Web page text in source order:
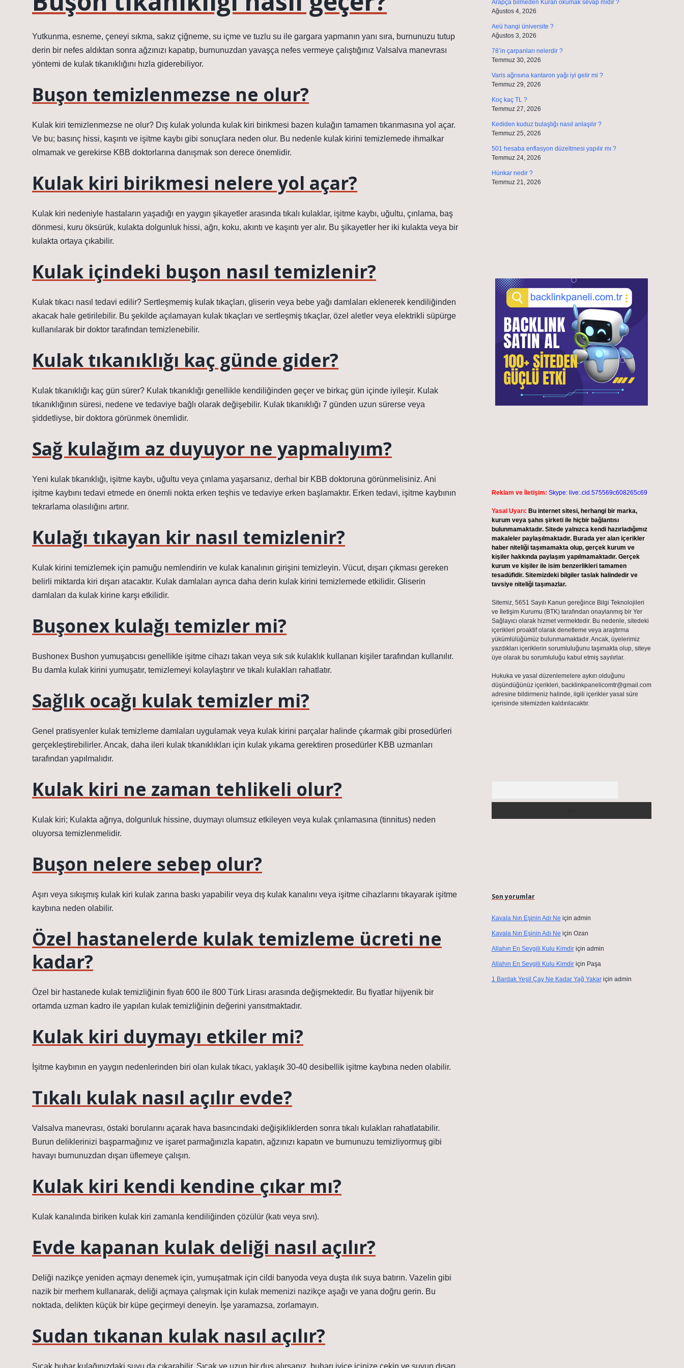
Yutkunma, esneme, çeneyi sıkma, sakız çiğneme, su içme ve tuzlu su ile gargara yapmanın yanı sıra, burnunuzu tutup
derin bir nefes aldıktan sonra ağzınızı kapatıp, burnunuzdan yavaşça nefes vermeye çalıştığınız Valsalva manevrası
yöntemi de kulak tıkanıklığını hızla giderebiliyor.
Buşon temizlenmezse ne olur?
Kulak kiri temizlenmezse ne olur? Dış kulak yolunda kulak kiri birikmesi bazen kulağın tamamen tıkanmasına yol açar.
Ve bu; basınç hissi, kaşıntı ve işitme kaybı gibi sonuçlara neden olur. Bu nedenle kulak kirini temizlemede ihmalkar
olmamak ve gerekirse KBB doktorlarına danışmak son derece önemlidir.
Kulak kiri birikmesi nelere yol açar?
Kulak kiri nedeniyle hastaların yaşadığı en yaygın şikayetler arasında tıkalı kulaklar, işitme kaybı, uğultu, çınlama, baş
dönmesi, kuru öksürük, kulakta dolgunluk hissi, ağrı, koku, akıntı ve kaşıntı yer alır. Bu şikayetler her iki kulakta veya bir
kulakta ortaya çıkabilir.
Kulak içindeki buşon nasıl temizlenir?
Kulak tıkacı nasıl tedavi edilir? Sertleşmemiş kulak tıkaçları, gliserin veya bebe yağı damlaları eklenerek kendiliğinden
akacak hale getirilebilir. Bu şekilde açılamayan kulak tıkaçları ve sertleşmiş tıkaçlar, özel aletler veya elektrikli süpürge
kullanılarak bir doktor tarafından temizlenebilir.
Kulak tıkanıklığı kaç günde gider?
Kulak tıkanıklığı kaç gün sürer? Kulak tıkanıklığı genellikle kendiliğinden geçer ve birkaç gün içinde iyileşir. Kulak
tıkanıklığının süresi, nedene ve tedaviye bağlı olarak değişebilir. Kulak tıkanıklığı 7 günden uzun sürerse veya
şiddetliyse, bir doktora görünmek önemlidir.
Sağ kulağım az duyuyor ne yapmalıyım?
Yeni kulak tıkanıklığı, işitme kaybı, uğultu veya çınlama yaşarsanız, derhal bir KBB doktoruna görünmelisiniz. Ani
işitme kaybını tedavi etmede en önemli nokta erken teşhis ve tedaviye erken başlamaktır. Erken tedavi, işitme kaybının
tekrarlama olasılığını artırır.
Kulağı tıkayan kir nasıl temizlenir?
Kulak kirini temizlemek için pamuğu nemlendirin ve kulak kanalının girişini temizleyin. Vücut, dışarı çıkması gereken
belirli miktarda kiri dışarı atacaktır. Kulak damlaları ayrıca daha derin kulak kirini temizlemede etkilidir. Gliserin
damlaları da kulak kirine karşı etkilidir.
Buşonex kulağı temizler mi?
Bushonex Bushon yumuşatıcısı genellikle işitme cihazı takan veya sık sık kulaklık kullanan kişiler tarafından kullanılır.
Bu damla kulak kirini yumuşatır, temizlemeyi kolaylaştırır ve tıkalı kulakları rahatlatır.
Sağlık ocağı kulak temizler mi?
Genel pratisyenler kulak temizleme damlaları uygulamak veya kulak kirini parçalar halinde çıkarmak gibi prosedürleri
gerçekleştirebilirler. Ancak, daha ileri kulak tıkanıklıkları için kulak yıkama gerektiren prosedürler KBB uzmanları
tarafından yapılmalıdır.
Kulak kiri ne zaman tehlikeli olur?
Kulak kiri; Kulakta ağrıya, dolgunluk hissine, duymayı olumsuz etkileyen veya kulak çınlamasına (tinnitus) neden
oluyorsa temizlenmelidir.
Buşon nelere sebep olur?
Aşırı veya sıkışmış kulak kiri kulak zarına baskı yapabilir veya dış kulak kanalını veya işitme cihazlarını tıkayarak işitme
kaybına neden olabilir.
Özel hastanelerde kulak temizleme ücreti ne
kadar?
Özel bir hastanede kulak temizliğinin fiyatı 600 ile 800 Türk Lirası arasında değişmektedir. Bu fiyatlar hijyenik bir
ortamda uzman kadro ile yapılan kulak temizliğinin değerini yansıtmaktadır.
Kulak kiri duymayı etkiler mi?
İşitme kaybının en yaygın nedenlerinden biri olan kulak tıkacı, yaklaşık 30-40 desibellik işitme kaybına neden olabilir.
Tıkalı kulak nasıl açılır evde?
Valsalva manevrası, östaki borularını açarak hava basıncındaki değişikliklerden sonra tıkalı kulakları rahatlatabilir.
Burun deliklerinizi başparmağınız ve işaret parmağınızla kapatın, ağzınızı kapatın ve burnunuzu temizliyormuş gibi
havayı burnunuzdan dışarı üflemeye çalışın.
Kulak kiri kendi kendine çıkar mı?
Kulak kanalında biriken kulak kiri zamanla kendiliğinden çözülür (katı veya sıvı).
Evde kapanan kulak deliği nasıl açılır?
Deliği nazikçe yeniden açmayı denemek için, yumuşatmak için cildi banyoda veya duşta ılık suya batırın. Vazelin gibi
nazik bir merhem kullanarak, deliği açmaya çalışmak için kulak memenizi nazikçe aşağı ve yana doğru gerin. Bu
noktada, delikten küçük bir küpe geçirmeyi deneyin. İşe yaramazsa, zorlamayın.
Sudan tıkanan kulak nasıl açılır?
Sıcak buhar kulağınızdaki suyu da çıkarabilir. Sıcak ve uzun bir duş alırsanız, buharı iyice içinize çekin ve suyun dışarı
Arapça bilmeden Kuran okumak sevap mıdır ?
Ağustos 4, 2026
Aeü hangi üniversite ?
Ağustos 3, 2026
78’in çarpanları nelerdir ?
Temmuz 30, 2026
Varis ağrısına kantaron yağı iyi gelir mi ?
Temmuz 29, 2026
Koç kaç TL ?
Temmuz 27, 2026
Kediden kuduz bulaştığı nasıl anlaşılır ?
Temmuz 25, 2026
501 hesaba enflasyon düzeltmesi yapılır mı ?
Temmuz 24, 2026
Hünkar nedir ?
Temmuz 21, 2026
Reklam ve İletişim: Skype: live:.cid.575569c608265c69
Yasal Uyarı: Bu internet sitesi, herhangi bir marka,
kurum veya şahıs şirketi ile hiçbir bağlantısı
bulunmamaktadır. Sitede yalnızca kendi hazırladığımız
makaleler paylaşılmaktadır. Burada yer alan içerikler
haber niteliği taşımamakta olup, gerçek kurum ve
kişiler hakkında paylaşım yapılmamaktadır. Gerçek
kurum ve kişiler ile isim benzerlikleri tamamen
tesadüfidir. Sitemizdeki bilgiler taslak halindedir ve
tavsiye niteliği taşımazlar.
Sitemiz, 5651 Sayılı Kanun gereğince Bilgi Teknolojileri
ve İletişim Kurumu (BTK) tarafından onaylanmış bir Yer
Sağlayıcı olarak hizmet vermektedir. Bu nedenle, sitedeki
içerikleri proaktif olarak denetleme veya araştırma
yükümlülüğümüz bulunmamaktadır. Ancak, üyelerimiz
yazdıkları içeriklerin sorumluluğunu taşımakta olup, siteye
üye olarak bu sorumluluğu kabul etmiş sayılırlar.
Hukuka ve yasal düzenlemelere aykırı olduğunu
düşündüğünüz içerikleri, backlinkpanelicomtr@gmail.com
adresine bildirmeniz halinde, ilgili içerikler yasal süre
içerisinde sitemizden kaldırılacaktır.
Son yorumlar
Kavala Nın Eşinin Adı Ne için admin
Kavala Nın Eşinin Adı Ne için Ozan
Allahın En Sevgili Kulu Kimdiriçin admin
Allahın En Sevgili Kulu Kimdiriçin Paşa
1 Bardak Yeşil Çay Ne Kadar Yağ Yakariçin admin